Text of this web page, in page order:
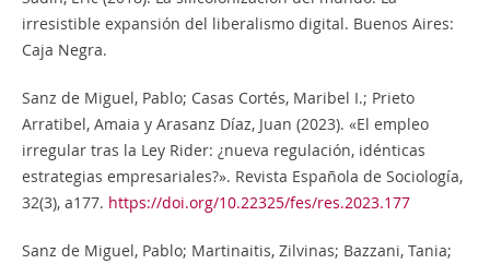
irresistible expansión del liberalismo digital. Buenos Aires:
Caja Negra.
Sanz de Miguel, Pablo; Casas Cortés, Maribel I.; Prieto
Arratibel, Amaia y Arasanz Díaz, Juan (2023). «El empleo
irregular tras la Ley Rider: ¿nueva regulación, idénticas
estrategias empresariales?». Revista Española de Sociología,
32(3), a177. https://doi.org/10.22325/fes/res.2023.177
Sanz de Miguel, Pablo; Martinaitis, Zilvinas; Bazzani, Tania;